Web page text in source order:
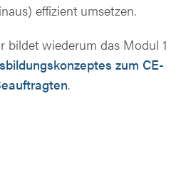
effizient umsetzen.
bildet wiederum das Modul 1
zum CE-
.